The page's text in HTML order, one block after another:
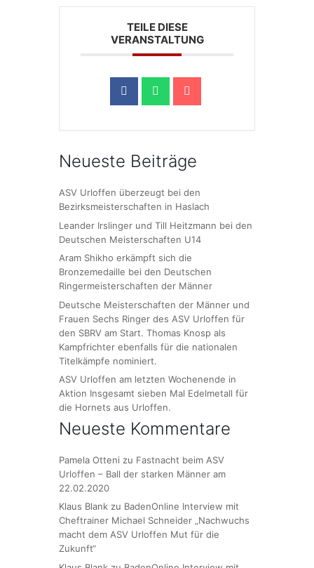
TEILE DIESE
VERANSTALTUNG
Neueste Beiträge
ASV Urloffen überzeugt bei den
Bezirksmeisterschaften in Haslach
Leander Irslinger und Till Heitzmann bei den
Deutschen Meisterschaften U14
Aram Shikho erkämpft sich die
Bronzemedaille bei den Deutschen
Ringermeisterschaften der Männer
Deutsche Meisterschaften der Männer und
Frauen Sechs Ringer des ASV Urloffen für
den SBRV am Start. Thomas Knosp als
Kampfrichter ebenfalls für die nationalen
Titelkämpfe nominiert.
ASV Urloffen am letzten Wochenende in
Aktion Insgesamt sieben Mal Edelmetall für
die Hornets aus Urloffen.
Neueste Kommentare
Pamela Otteni zu Fastnacht beim ASV
Urloffen – Ball der starken Männer am
22.02.2020
Klaus Blank zu BadenOnline Interview mit
Cheftrainer Michael Schneider „Nachwuchs
macht dem ASV Urloffen Mut für die
Zukunft“